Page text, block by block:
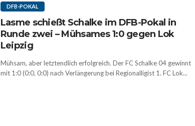
DFB-POKAL
Lasme schießt Schalke im DFB-Pokal in
Runde zwei – Mühsames 1:0 gegen Lok
Leipzig
Mühsam, aber letztendlich erfolgreich. Der FC Schalke 04 gewinnt
mit 1:0 (0:0, 0:0) nach Verlängerung bei Regionalligist 1. FC Lok...